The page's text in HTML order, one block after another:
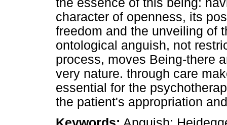
the essence of this being:
character of openness, its
freedom and the unveiling of
ontological anguish, not
process, moves Being-there
very nature. through care
essential for the
the patient's appropriation